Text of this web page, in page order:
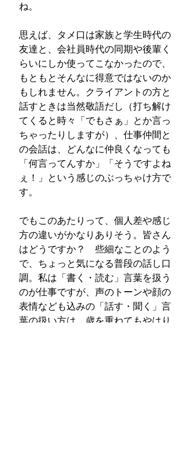
ね。
思えば、タメ口は家族と学生時代の
友達と、会社員時代の同期や後輩く
らいにしか使ってこなかったので、
もともとそんなに得意ではないのか
もしれません。クライアントの方と
話すときは当然敬語だし（打ち解け
てくると時々「でもさぁ」とか言っ
ちゃったりしますが）、仕事仲間と
の会話は、どんなに仲良くなっても
「何言ってんすか」「そうですよね
ぇ！」という感じのぶっちゃけ方で
す。
でもこのあたりって、個人差や感じ
方の違いがかなりありそう。皆さん
はどうですか？　些細なことのよう
で、ちょっと気になる普段の話し口
調。私は「書く・読む」言葉を扱う
のが仕事ですが、声のトーンや顔の
表情なども込みの「話す・聞く」言
葉の扱い方は、歳を重ねてもやはり